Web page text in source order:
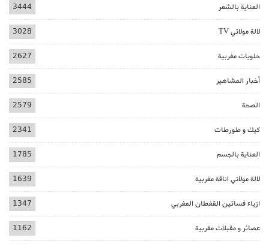
العناية بالشعر 3444
لالة مولاتي TV 3028
حلويات مغربية 2627
أخبار المشاهير 2585
الصحة 2579
كيك و طورطات 2341
العناية بالجسم 1785
لالة مولاتي اناقة مغربية 1639
ازياء فساتين القفطان المغربي 1347
عصائر و مقبلات مغربية 1162